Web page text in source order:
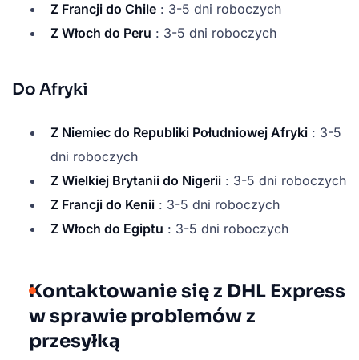
Z Francji do Chile : 3-5 dni roboczych
Z Włoch do Peru : 3-5 dni roboczych
Do Afryki
Z Niemiec do Republiki Południowej Afryki : 3-5
dni roboczych
Z Wielkiej Brytanii do Nigerii : 3-5 dni roboczych
Z Francji do Kenii : 3-5 dni roboczych
Z Włoch do Egiptu : 3-5 dni roboczych
Kontaktowanie się z DHL Express
w sprawie problemów z
przesyłką